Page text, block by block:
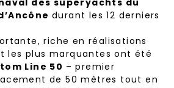
durant les 12 derniers
riche en réalisations
les plus marquantes ont été
Line 50 – premier
de 50 mètres tout en